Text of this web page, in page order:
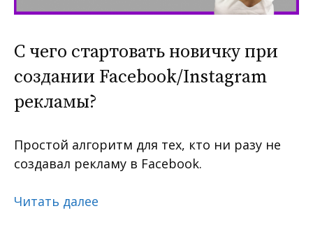
С чего стартовать новичку при
создании Facebook/Instagram
рекламы?
Простой алгоритм для тех, кто ни разу не
создавал рекламу в Facebook.
Читать далее